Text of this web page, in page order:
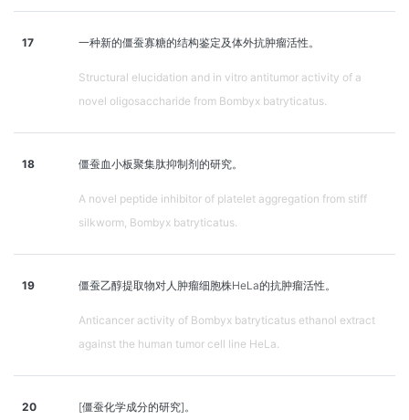
17 一种新的僵蚕寡糖的结构鉴定及体外抗肿瘤活性。
Structural elucidation and in vitro antitumor activity of a
novel oligosaccharide from Bombyx batryticatus.
18 僵蚕血小板聚集肽抑制剂的研究。
A novel peptide inhibitor of platelet aggregation from stiff
silkworm, Bombyx batryticatus.
19 僵蚕乙醇提取物对人肿瘤细胞株HeLa的抗肿瘤活性。
Anticancer activity of Bombyx batryticatus ethanol extract
against the human tumor cell line HeLa.
20 [僵蚕化学成分的研究]。